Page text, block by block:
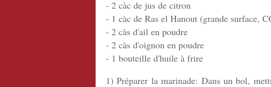
- 2 càc de jus de citron
- 1 càc de Ras el Hanout (grande surface,
- 2 càs d'ail en poudre
- 2 càs d'oignon en poudre
- 1 bouteille d'huile à frire
1) Préparer la marinade: Dans un bol,